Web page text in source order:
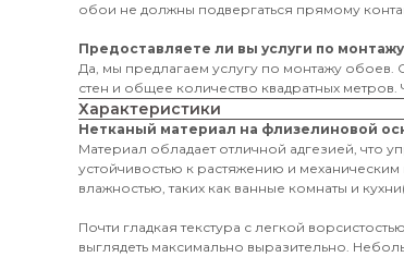
обои не должны подвергаться прямому
Предоставляете ли вы услуги по
Да, мы предлагаем услугу по монтажу обоев.
стен и общее количество квадратных метров.
Характеристики
Нетканый материал на флизелиновой
Материал обладает отличной адгезией, что
устойчивостью к растяжению и
влажностью, таких как ванные комнаты и
Почти гладкая текстура с легкой
выглядеть максимально выразительно.